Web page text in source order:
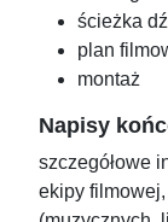
ścieżka
plan
montaż
Napisy
szczegółowe
ekipy